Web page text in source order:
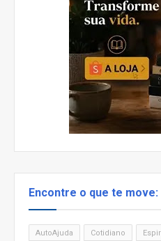
Encontre o que te move:
AutoAjuda Cotidiano